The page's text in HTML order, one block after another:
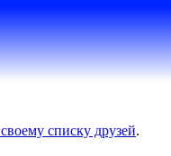
списку друзей.